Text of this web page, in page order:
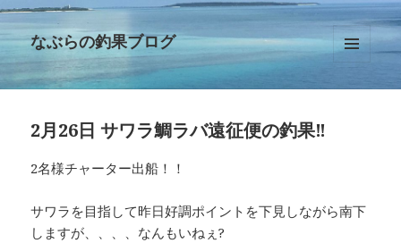
なぶらの釣果ブログ
ーとウ
2月26日 サワラ鯛ラバ遠征便の釣果‼︎
2名様チャーター出船！！
サワラを目指して昨日好調ポイントを下見しながら南下
しますが、、、、なんもいねぇ?